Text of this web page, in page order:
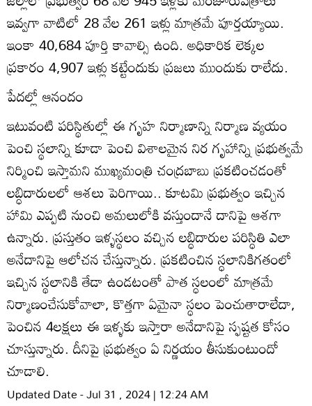
ఇవ్వగా వాటిలో 28 వేల 261 ఇళ్లు మాత్రమే పూర్తయ్యాయి.
ఇంకా 40,684 పూర్తి కావాల్సి ఉంది. అధికారిక లెక్కల
ప్రకారం 4,907 ఇళ్లు కట్టేందుకు ప్రజలు ముందుకు రాలేదు.
పేదల్లో ఆనందం
ఇటువంటి పరిస్థితుల్లో ఈ గృహ నిర్మాణాన్ని నిర్మాణ వ్యయం
పెంచి స్థలాన్ని కూడా పెంచి విశాలమైన నిర గృహాన్ని ప్రభుత్వమే
నిర్మించి ఇస్తామని ముఖ్యమంత్రి చంద్రబాబు ప్రకటించడంతో
లబ్ధిదారులలో ఆశలు పెరిగాయి.. కూటమి ప్రభుత్వం ఇచ్చిన
హామి ఎప్పటి నుంచి అమలులోకి వస్తుందానే దానిపై ఆశగా
ఉన్నారు. ప్రస్తుతం ఇళ్ళస్థలం వచ్చిన లబ్ధిదారుల పరిస్ధితి ఎలా
అనేదానిపై ఆలోచన చేస్తున్నారు. ప్రకటించిన స్ధలానికిగతంలో
ఇచ్చిన స్థలానికి తేడా ఉండటంతో పాత స్ధలంలో మాత్రమే
నిర్మాణంచేసుకోవాలా, కొత్తగా ఏమైనా స్ధలం పెంచుతారాలేదా,
పెంచిన 4లక్షలు ఈ ఇళ్ళకు ఇస్తారా అనేదానిపై స్ఫష్టత కోసం
చూస్తున్నారు. దీనిపై ప్రభుత్వం ఏ నిర్ణయం తీసుకుంటుందో
చూడాలి.
Updated Date - Jul 31 , 2024 | 12:24 AM